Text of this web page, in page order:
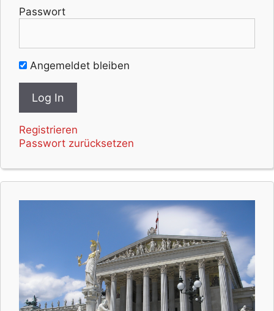
Passwort
Angemeldet bleiben
Registrieren
Passwort zurücksetzen